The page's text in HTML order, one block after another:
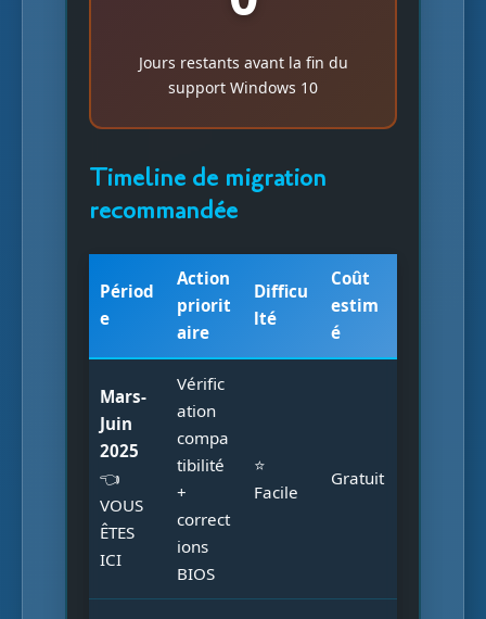
Jours restants avant la fin du
support Windows 10
Timeline de migration
recommandée
Périod
e
Action
priorit
aire
Difficu
lté
Coût
estim
é
Mars-
Juin
2025
👈
VOUS
ÊTES
ICI
Vérific
ation
compa
tibilité
+
correct
ions
BIOS
⭐
Facile
Gratuit